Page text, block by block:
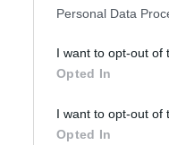
Personal Data
I want to opt-out of
Opted In
I want to opt-out of
Opted In